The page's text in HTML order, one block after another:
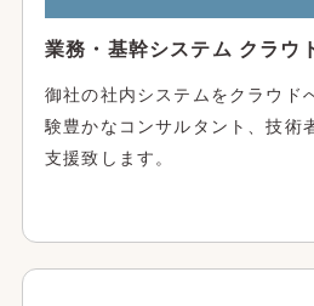
業務・基幹システム クラウ
御社の社内システムをクラウド
験豊かなコンサルタント、技術
支援致します。